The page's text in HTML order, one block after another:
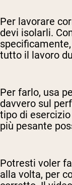
Per lavorare
devi isolarli.
tutto il lavoro
Per farlo, usa
davvero sul
tipo di
più pesante
Potresti voler
alla volta, per